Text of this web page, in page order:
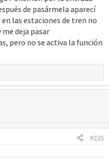
de pasármela aparecí
las estaciones de tren no
deja pasar
pero no se activa la función
#225